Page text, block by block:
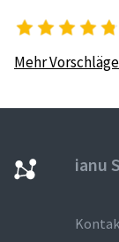
Mehr
ianu